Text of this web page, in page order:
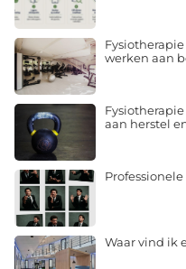
werken aan
aan herstel
Waar vind ik